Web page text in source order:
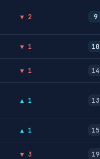
▼ 2 9
▼ 1 10
▼ 1 14
▲ 1 13
▲ 1 15
▼ 3 19